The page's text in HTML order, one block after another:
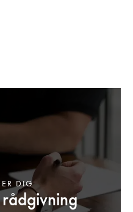
rådgivning
DIG